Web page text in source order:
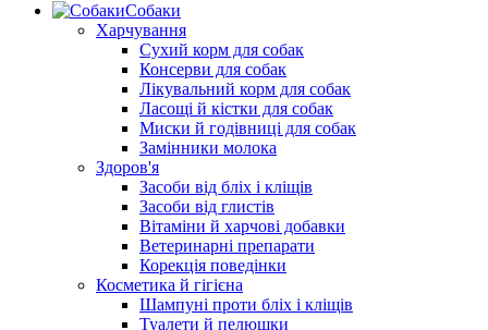
Собаки
Харчування
Сухий корм для собак
Консерви для собак
Лікувальний корм для собак
Ласощі й кістки для собак
Миски й годівниці для собак
Замінники молока
Здоров'я
Засоби від бліх і кліщів
Засоби від глистів
Вітаміни й харчові добавки
Ветеринарні препарати
Корекція поведінки
Косметика й гігієна
Шампуні проти бліх і кліщів
Туалети й пелюшки